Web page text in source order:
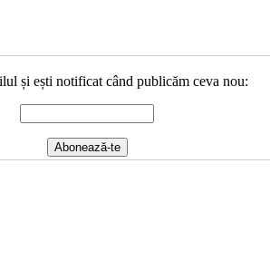
și ești notificat când publicăm ceva nou: